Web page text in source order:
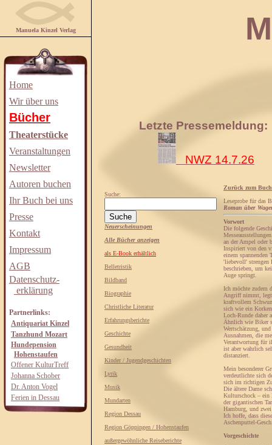
Manuela Kinzel Verlag
Home
Wir über uns
Bücher
Theaterstücke
Veranstaltungen
Newsletter
Autoren buchen
Ihr Buch bei uns
Presse
Kontakt
Impressum
AGB
Datenschutz-
erklärung
Partnerlinks:
Antiquariat Kinzel
Tanzhund Mozart
Hundepension
Hohenstaufen
Offener KulturTreff
Johanna Schober
Dr. Anton Vogel
Ferien in Dessau
Letzte Pressemeldung:
NWZ 14.7.26
Suche:
Neuerscheinungen
Alle Bücher anzeigen
als E-Book erhältlich
Belletristik
Bildband
Biographie
Christliche Literatur
Erfahrungsberichte
Geschichte
Gesundheit
Kinder / Jugendgeschichten
Lyrik
Musik
Mundarten
Region Dessau
Region Göppingen / Hohenstaufen
außergewöhnliche Reiseberichte
Zurück zum Buch
Leseprobe für das
Roman über
Vorwort
Die folgende
an der Ampel oder
Inspiriert von den
einem spannenden
'liebevoll' strengen
beschrieben, um
Auge springt.
Ich möchte zudem
Angriff nimmt, legt
kraftvollem
sich wie ein
Loch-Runde daher
Ähnlich wie Biker
Wertschätzung,
Ausnahmen, die
Verantwortung für
ist aber wahrlich
distanziert.
Mein besonderer
verdeutlichte sich
sich im richtigen
Die ältere Dame
Kulturschock – ein
der gigantischen
Hamburg, und
Ich hoffe, dass
Aschenputtel-
Vorgeschichte